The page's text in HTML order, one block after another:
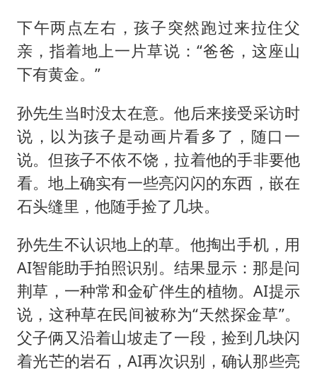
感觉全东北都在等7号
泰国一女公务员妆容引争议 本人回应
27岁女子成组织卖淫集团主犯被通缉
奋进开新局 实干挑大梁
下午两点左右，孩子突然跑过来拉住父
亲，指着地上一片草说：“爸爸，这座山
下有黄金。”
孙先生当时没太在意。他后来接受采访时
说，以为孩子是动画片看多了，随口一
说。但孩子不依不饶，拉着他的手非要他
看。地上确实有一些亮闪闪的东西，嵌在
石头缝里，他随手捡了几块。
孙先生不认识地上的草。他掏出手机，用
AI智能助手拍照识别。结果显示：那是问
荆草，一种常和金矿伴生的植物。AI提示
说，这种草在民间被称为“天然探金草”。
父子俩又沿着山坡走了一段，捡到几块闪
着光芒的岩石，AI再次识别，确认那些亮